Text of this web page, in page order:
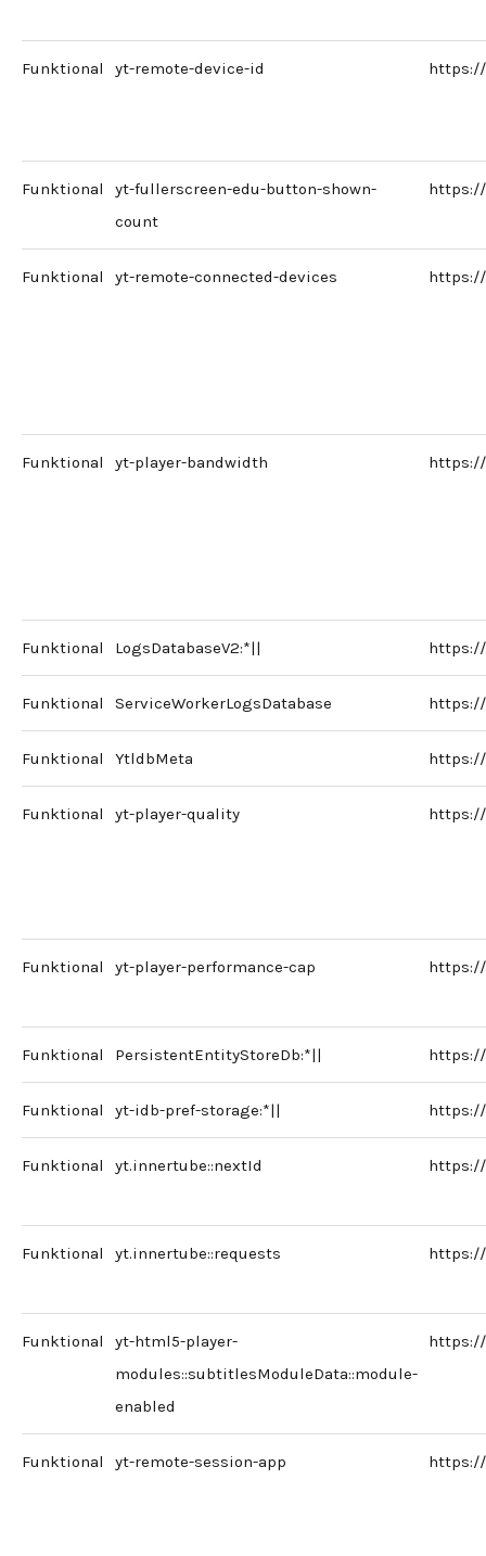
Funktional yt-remote-device-id https://
Funktional
yt-fullerscreen-edu-button-shown-
count
https://
Funktional yt-remote-connected-devices https://
Funktional yt-player-bandwidth https://
Funktional LogsDatabaseV2:*|| https://
Funktional ServiceWorkerLogsDatabase https://
Funktional YtldbMeta https://
Funktional yt-player-quality https://
Funktional yt-player-performance-cap https://
Funktional PersistentEntityStoreDb:*|| https://
Funktional yt-idb-pref-storage:*|| https://
Funktional yt.innertube::nextId https://
Funktional yt.innertube::requests https://
Funktional
yt-html5-player-
modules::subtitlesModuleData::module-
enabled
https://
Funktional yt-remote-session-app https://